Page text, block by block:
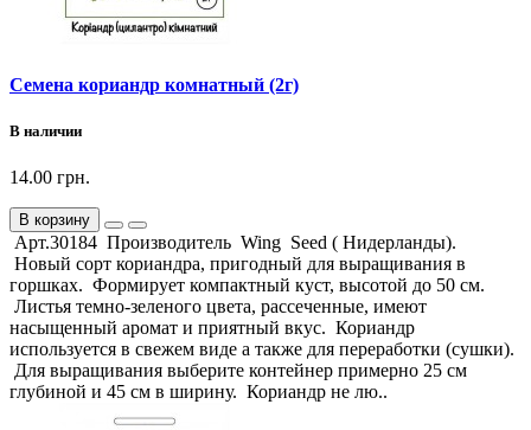
Семена кориандр комнатный (2г)
В наличии
14.00 грн.
В корзину
Арт.30184 Производитель Wing Seed ( Нидерланды).
Новый сорт кориандра, пригодный для выращивания в
горшках. Формирует компактный куст, высотой до 50 см.
Листья темно-зеленого цвета, рассеченные, имеют
насыщенный аромат и приятный вкус. Кориандр
используется в свежем виде а также для переработки (сушки).
Для выращивания выберите контейнер примерно 25 см
глубиной и 45 см в ширину. Кориандр не лю..